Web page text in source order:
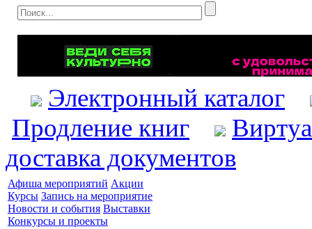
Электронный каталог
Продление книг
доставка документов
Афиша мероприятий Акции
Курсы Запись на мероприятие
Новости и события Выставки
Конкурсы и проекты